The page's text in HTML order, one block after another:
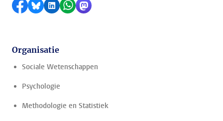
Delen op Facebook
Delen via Bluesky
Delen op LinkedIn
Delen via WhatsApp
Delen via Mastodon
Organisatie
Sociale Wetenschappen
Psychologie
Methodologie en Statistiek